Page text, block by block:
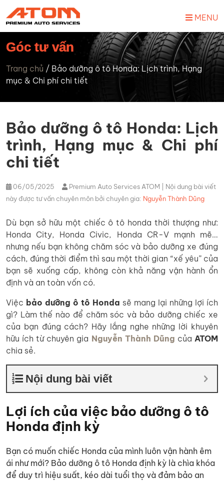
MENU
Góc tư vấn
Trang chủ / Bảo dưỡng ô tô Honda: Lịch trình, Hạng
mục & Chi phí chi tiết
Bảo dưỡng ô tô Honda: Lịch
trình, Hạng mục & Chi phí
chi tiết
06/05/2025 Premium Auto Services ATOM
| Nội dung bài viết
này được tư vấn chuyên môn bởi chuyên gia: Nguyễn Thành Dũng
Dù bạn sở hữu một chiếc ô tô honda thời thượng như:
Honda City, Honda Civic, Honda CR-V mạnh mẽ…
nhưng nếu bạn không chăm sóc và bảo dưỡng xe đúng
cách, đúng thời điểm thì sau một thời gian “xế yêu” của
bạn sẽ xuống cấp, không còn khả năng vận hành ổn
định và an toàn vốn có.
Việc bảo dưỡng ô tô Honda sẽ mang lại những lợi ích
gì? Làm thế nào để chăm sóc và bảo dưỡng chiếc xe
của bạn đúng cách? Hãy lắng nghe những lời khuyên
hữu ích từ chuyên gia Nguyễn Thành Dũng củaATOM
chia sẻ.
Nội dung bài viết
Lợi ích của việc bảo dưỡng ô tô
Honda định kỳ
Bạn có muốn chiếc Honda của mình luôn vận hành êm
ái như mới? Bảo dưỡng ô tô Honda định kỳ là chìa khóa
để duy trì hiệu suất, kéo dài tuổi thọ và đảm bảo an